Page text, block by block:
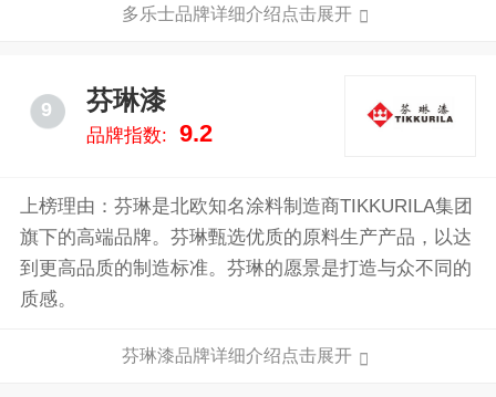
多乐士品牌详细介绍点击展开
9 芬琳漆
品牌指数: 9.2
上榜理由：芬琳是北欧知名涂料制造商TIKKURILA集团
旗下的高端品牌。芬琳甄选优质的原料生产产品，以达
到更高品质的制造标准。芬琳的愿景是打造与众不同的
质感。
芬琳漆品牌详细介绍点击展开